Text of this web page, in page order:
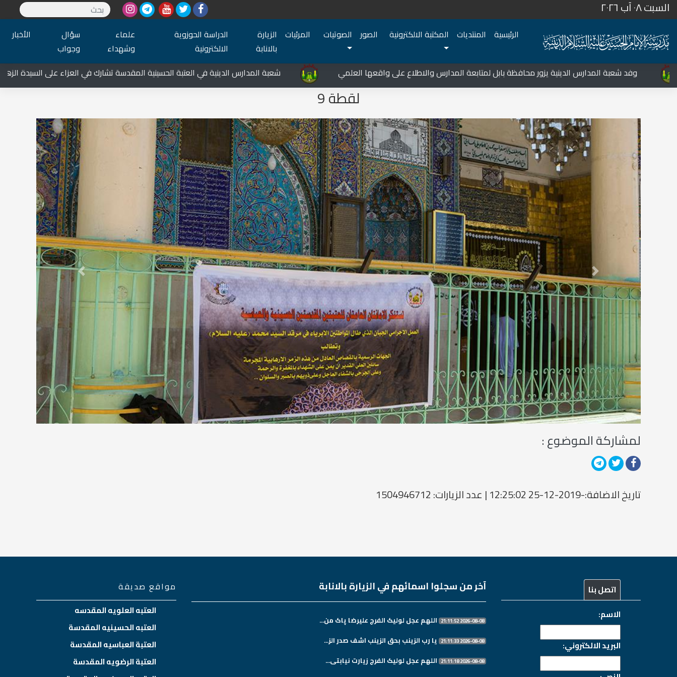
السبت ٠٨ آب ٢٠٢٦
الرئيسية المنتديات المكتبة الالكترونية الصور الصوتيات المرئيات الزيارة
بالانابة
الدراسة الحوزوية
الالكترونية
علماء
وشهداء
سؤال
وجواب
الأخبار
وفد شعبة المدارس الدينية يزور محافظة بابل لمتابعة المدارس والاطلاع على واقعها العلمي شعبة المدارس الدينية في العتبة الحسينية المقدسة تشارك في العزاء على السيدة الزهراء عليها المركز الثقافي غرب نينوى يشهد نشاطات متعددة في قضاء تلعفر
لقطة 9
Previous Next
لمشاركة الموضوع :
تاريخ الاضافة:-2019-12-25 12:25:02 | عدد الزيارات: 1504946712
اتصل بنا
الاسم:
البريد الالكتروني:
آخر من سجلوا اسمائهم في الزيارة بالانابة
2026-08-08 21:11:52 اللهم عجل لولیک الفرج علیرضا پاک من...
2026-08-08 21:11:33 یا رب الزینب بحق الزینب اشف صدر الز...
2026-08-08 21:11:18 اللهم عجل لولیک الفرج زیارت نیابتی...
مواقع صديقة
العتبه العلويه المقدسه
العتبه الحسينيه المقدسة
العتبة العباسيه المقدسة
العتبة الرضويه المقدسة